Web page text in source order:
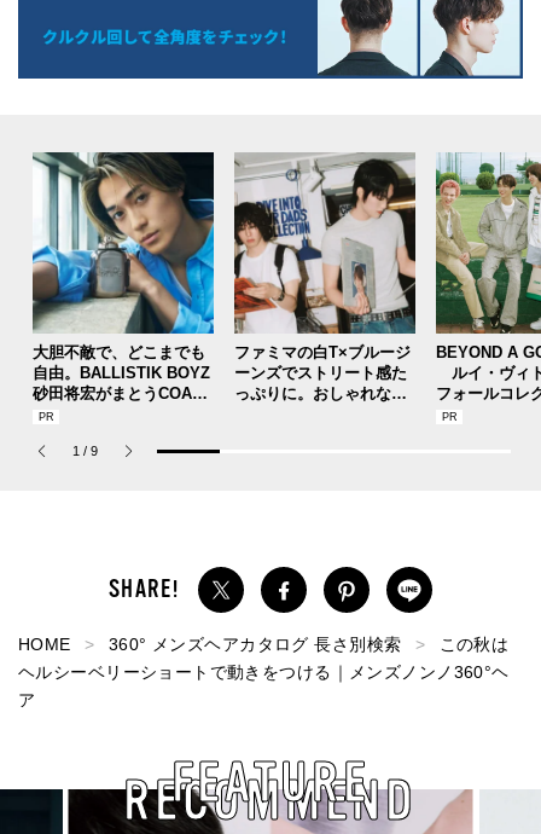
大胆不敵で、どこまでも
自由。BALLISTIK BOYZ
砂田将宏がまとうCOACH
の新作フレグランス「コ
パルファム」
ファミマの白T×ブルージ
ーンズでストリート感た
っぷりに。おしゃれな人
BEYOND A
ルイ・ヴィ
フォールコレ
描くプレッピ
1 / 9
HOME 360° メンズヘアカタログ 長さ別検索
この秋は
ヘルシーベリーショートで動きをつける｜メンズノンノ360°ヘ
ア
RECOMMEND
FEATURE